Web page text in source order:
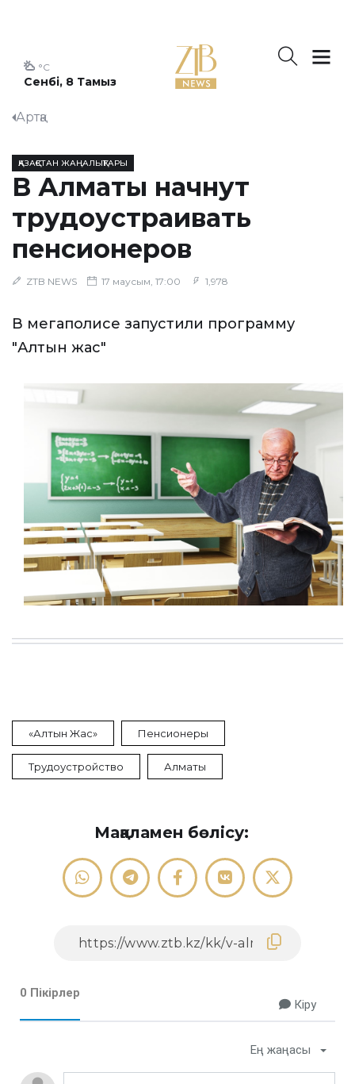
Сенбі, 8 Тамыз
°C
Артқа
ҚАЗАҚСТАН ЖАҢАЛЫҚТАРЫ
В Алматы начнут
трудоустраивать
пенсионеров
ZTB NEWS 17 маусым, 17:00 1,978
В мегаполисе запустили программу
"Алтын жас"
«Алтын Жас» Пенсионеры
Трудоустройство Алматы
Мақаламен бөлісу:
0 Пікірлер
Кіру
Ең жаңасы